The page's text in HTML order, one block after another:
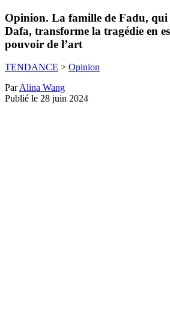
Opinion. La famille de Fadu,
Dafa, transforme la tragédie en
pouvoir de l’art
TENDANCE > Opinion
ParAlina Wang
Publié le 28 juin 2024